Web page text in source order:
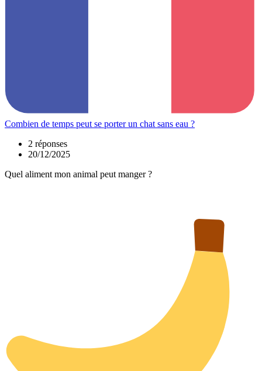
Combien de temps peut se porter un chat sans eau ?
2 réponses
20/12/2025
Quel aliment mon animal peut manger ?